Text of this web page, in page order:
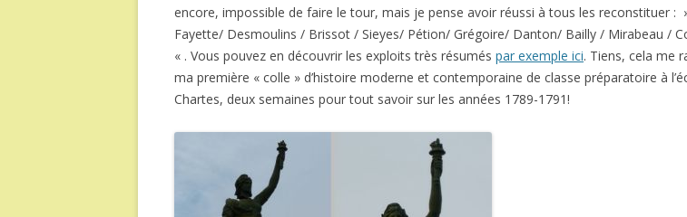
encore, impossible de faire le tour, mais je pense avoir réussi à tous les reconstituer :
Fayette/ Desmoulins / Brissot / Sieyes/ Pétion/ Grégoire/ Danton/ Bailly / Mirabeau /
« . Vous pouvez en découvrir les exploits très résumés par exemple ici. Tiens, cela me
ma première « colle » d’histoire moderne et contemporaine de classe préparatoire à
Chartes, deux semaines pour tout savoir sur les années 1789-1791!